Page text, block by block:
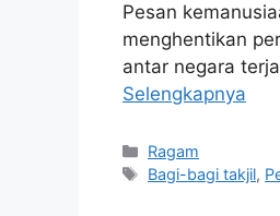
Pesan
menghentikan
antar negara
Selengkapnya
Kategori
Ragam
Tag
Bagi-bagi takjil,